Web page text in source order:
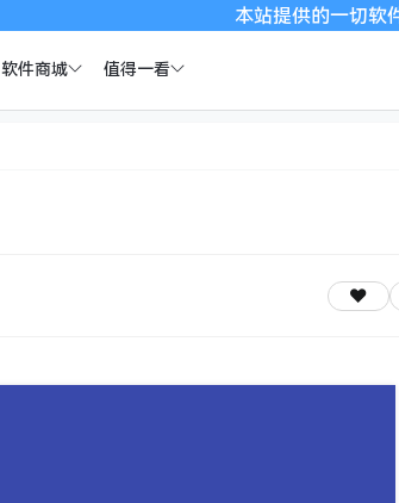
本站提供的一切软件、教程和
软件商城 值得一看